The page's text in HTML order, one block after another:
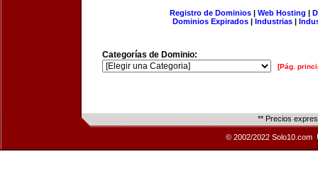
Registro de Dominios| Web Hosting |
Dominios Expirados | Industrias |
Categorías de Dominio:
[Pág.
** Precios
© 2002/2022 Solo10.com